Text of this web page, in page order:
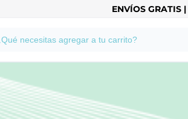
ENVÍOS GRATIS |